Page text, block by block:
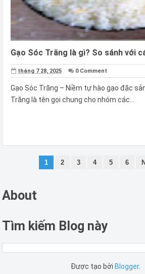
Gạo Sóc Trăng là gì? So sánh với
tháng 7 28, 2025 0 Comment
Gạo Sóc Trăng – Niềm tự hào gạo đặc
Trăng là tên gọi chung cho nhóm các...
1 2 3 4 5 6
About
Tìm kiếm Blog này
Được tạo bởi Blogger.